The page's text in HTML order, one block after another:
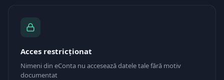
Acces restricționat
Nimeni din eConta nu accesează datele tale fără motiv
documentat